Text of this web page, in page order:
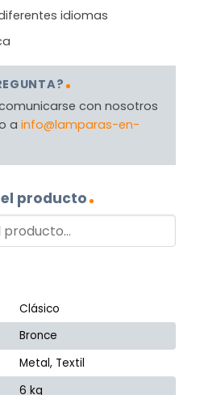
idiomas
con nosotros
a info@lamparas-en-
producto
Clásico
Bronce
Metal, Textil
6 kg